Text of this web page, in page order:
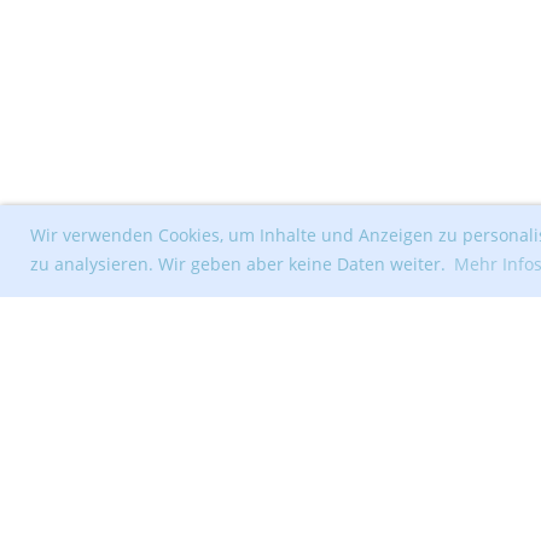
Wir verwenden Cookies, um Inhalte und Anzeigen zu
zu analysieren. Wir geben aber keine Daten weiter. Mehr Infos